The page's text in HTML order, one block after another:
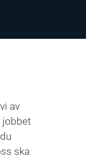
av
jobbet
ska